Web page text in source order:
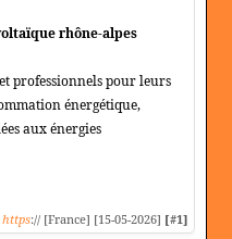
rhône-alpes
professionnels pour leurs
énergétique,
aux énergies
https:// [France] [15-05-2026] [#1]